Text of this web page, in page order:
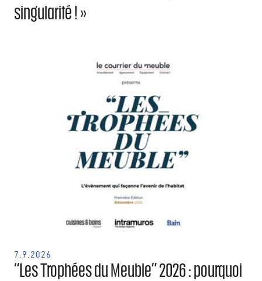
singularité ! »
7.9.2026
“Les Trophées du Meuble” 2026 : pourquoi